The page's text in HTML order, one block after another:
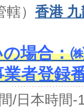
） 香港
場合：
者登録
/日本時間-